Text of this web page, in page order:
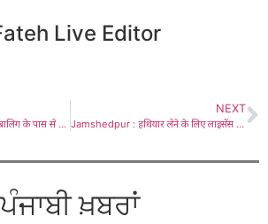
Live Editor
Jamshedpur : टेल्को में नाबालिग के पास से गोलियां बरामद, टाइगर मोबाइल ने दबोचा
NEXT
Jamshedpur : हथियार लेने के लिए लाइसेंस धारक डीसी के पास फरियाद लेकर पहुंचे, घाटशिला उप चुनाव के वक्त जमा कराये थे आर्म्स
ਪੰਜਾਬੀ ਖ਼ਬਰਾਂ